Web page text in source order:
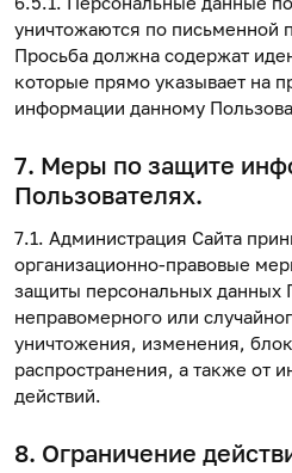
уничтожаются по письменной
Просьба должна содержат
которые прямо указывает на
информации данному
7. Меры по защите
Пользователях.
7.1. Администрация Сайта
организационно-правовые
защиты персональных данных
неправомерного или
уничтожения, изменения,
распространения, а также от
действий.
8. Ограничение